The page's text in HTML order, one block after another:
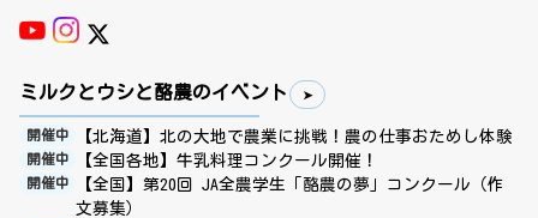
ミルクとウシと酪農のイベント
開催中 【北海道】北の大地で農業に挑戦！農の仕事おためし体験
開催中 【全国各地】牛乳料理コンクール開催！
開催中
【全国】第20回 JA全農学生「酪農の夢」コンクール（作
文募集）